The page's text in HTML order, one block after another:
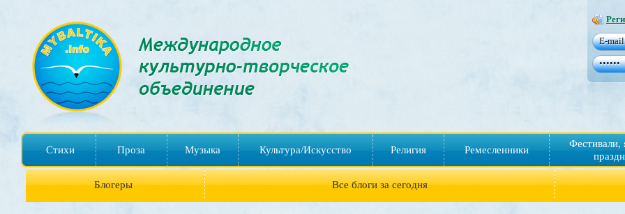
Стихи Проза Музыка Культура/Искусство Религия Ремесленники
Фестивали,
Блогеры Все блоги за сегодня